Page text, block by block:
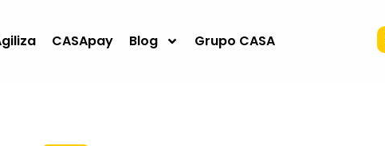
CASApay Blog Grupo CASA